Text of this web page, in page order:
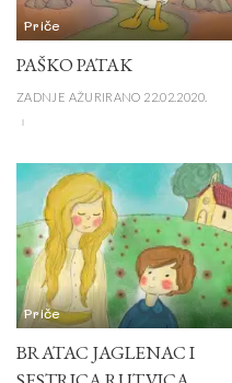
Priče
PAŠKO PATAK
ZADNJE AŽURIRANO 22.02.2020.
Priče
BRATAC JAGLENAC I